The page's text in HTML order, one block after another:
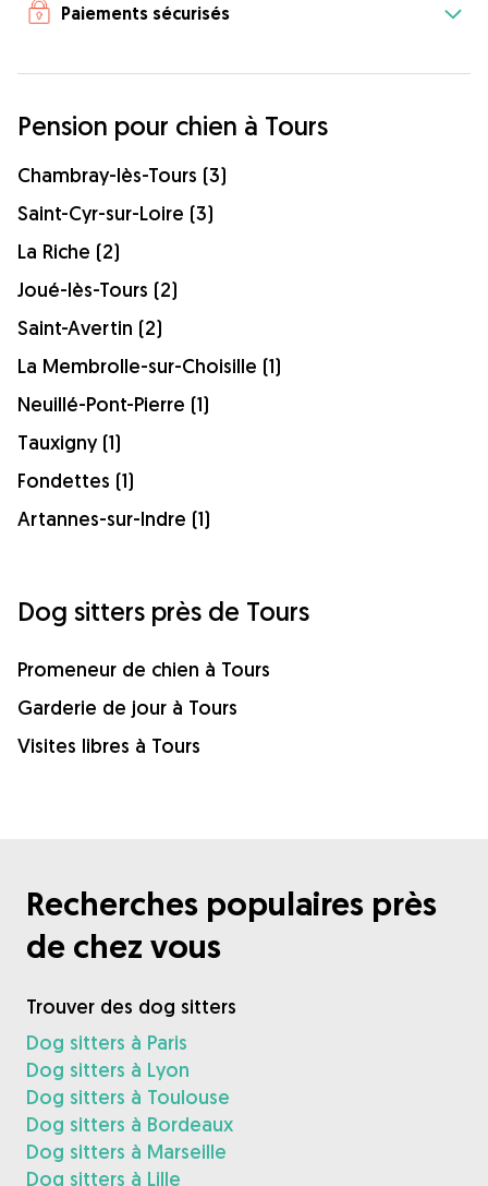
Paiements sécurisés
Pension pour chien à Tours
Chambray-lès-Tours (3)
Saint-Cyr-sur-Loire (3)
La Riche (2)
Joué-lès-Tours (2)
Saint-Avertin (2)
La Membrolle-sur-Choisille (1)
Neuillé-Pont-Pierre (1)
Tauxigny (1)
Fondettes (1)
Artannes-sur-Indre (1)
Dog sitters près de Tours
Promeneur de chien à Tours
Garderie de jour à Tours
Visites libres à Tours
Recherches populaires près
de chez vous
Trouver des dog sitters
Dog sitters à Paris
Dog sitters à Lyon
Dog sitters à Toulouse
Dog sitters à Bordeaux
Dog sitters à Marseille
Dog sitters à Lille